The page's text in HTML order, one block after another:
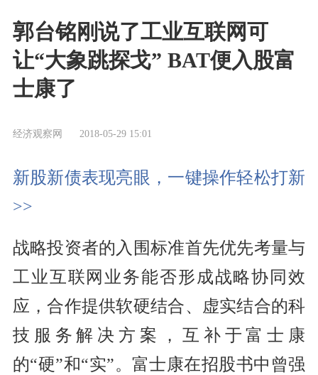
郭台铭刚说了工业互联网可
让“大象跳探戈” BAT便入股富
士康了
经济观察网 2018-05-29 15:01
新股新债表现亮眼，一键操作轻松打新
>>
战略投资者的入围标准首先优先考量与
工业互联网业务能否形成战略协同效
应，合作提供软硬结合、虚实结合的科
技服务解决方案，互补于富士康
的“硬”和“实”。富士康在招股书中曾强